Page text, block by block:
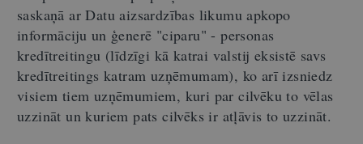
saskaņā ar Datu aizsardzības likumu apkopo
informāciju un ģenerē "ciparu" - personas
kredītreitingu (līdzīgi kā katrai valstij eksistē savs
kredītreitings katram uzņēmumam), ko arī izsniedz
visiem tiem uzņēmumiem, kuri par cilvēku to vēlas
uzzināt un kuriem pats cilvēks ir atļāvis to uzzināt.